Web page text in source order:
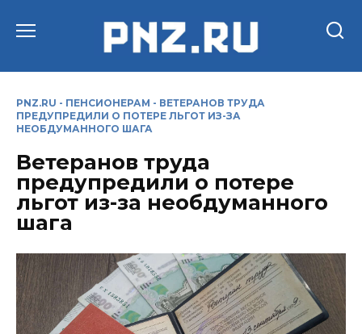
PNZ.RU - ПЕНСИОНЕРАМ - ВЕТЕРАНОВ ТРУДА
ПРЕДУПРЕДИЛИ О ПОТЕРЕ ЛЬГОТ ИЗ-ЗА
НЕОБДУМАННОГО ШАГА
Ветеранов труда
предупредили о потере
льгот из-за необдуманного
шага